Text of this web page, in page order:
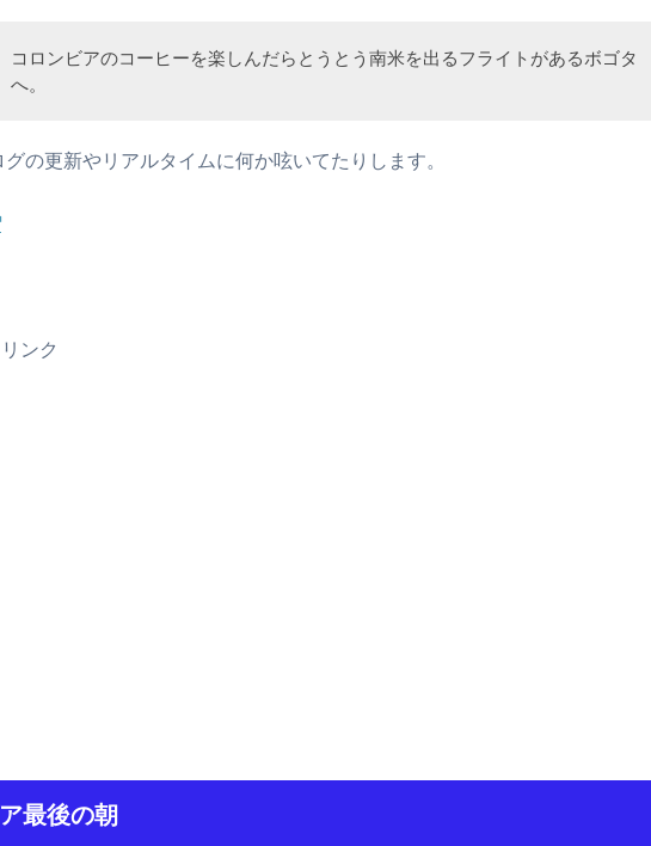
コロンビアのコーヒーを楽しんだらとうとう南米を出るフライトがあるボゴタ
へ。
の更新やリアルタイムに何か呟いてたりします。
ンク
最後の朝